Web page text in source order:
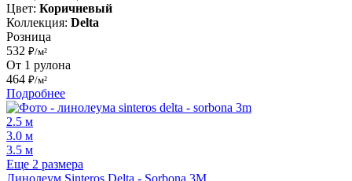
Цвет: Коричневый
Коллекция: Delta
Розница
532 ₽/м²
От 1 рулона
464 ₽/м²
Подробнее
2.5 м
3.0 м
3.5 м
Еще 2 размера
Линолеум Sinteros Delta - Sorbona 3M